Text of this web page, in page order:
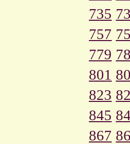
735
757
779
801
823
845
867